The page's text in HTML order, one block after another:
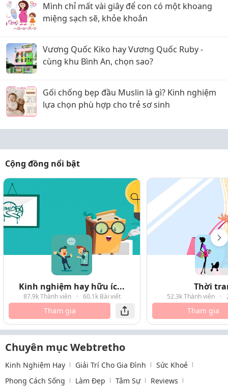
Mình chỉ mất vài giây để con có một khoang
miệng sạch sẽ, khỏe khoắn
Vương Quốc Kiko hay Vương Quốc Ruby -
cùng khu Bình An, chọn sao?
Gối chống bẹp đầu Muslin là gì? Kinh nghiệm
lựa chọn phù hợp cho trẻ sơ sinh
Cộng đồng nổi bật
Kinh nghiệm hay hữu íc...
87.9k Thành viên · 60.1k Bài viết
Tham gia
Thời
52.3k Thành viên ·
Tham gia
Chuyên mục Webtretho
Kinh Nghiệm Hay Giải Trí Cho Gia Đình
Sức Khoẻ
Phong Cách Sống
Làm Đẹp Tâm Sự Reviews